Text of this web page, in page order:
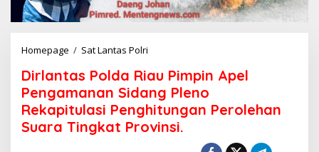
Homepage / Sat Lantas Polri
r
l
a
n
t
Dirlantas Polda Riau Pimpin Apel
Pengamanan Sidang Pleno
Rekapitulasi Penghitungan Perolehan
Suara Tingkat Provinsi.